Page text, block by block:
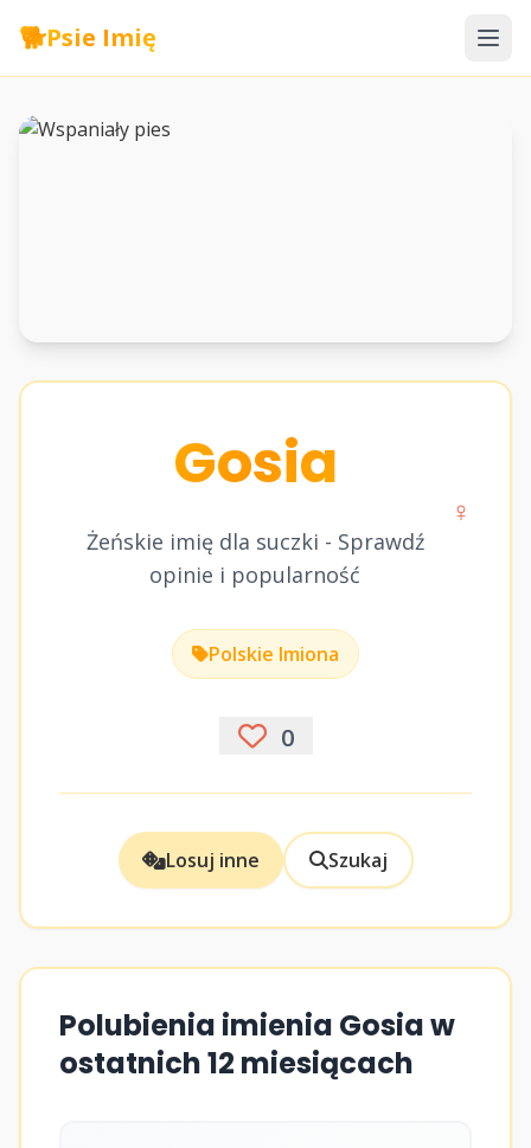
🐕Psie Imię
Gosia
Żeńskie imię dla suczki - Sprawdź
opinie i popularność
♀
Polskie Imiona
0
Losuj inne Szukaj
Polubienia imienia Gosia w
ostatnich 12 miesiącach